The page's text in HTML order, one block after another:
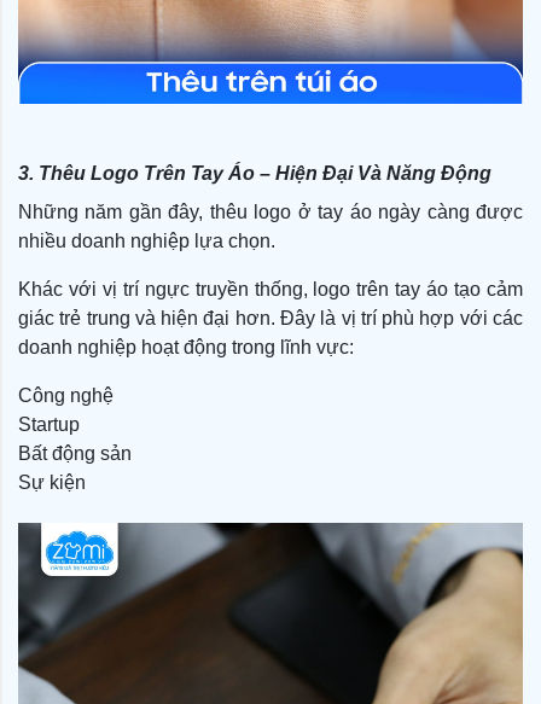
3. Thêu Logo Trên Tay Áo – Hiện Đại Và Năng Động
Những năm gần đây, thêu logo ở tay áo ngày càng được
nhiều doanh nghiệp lựa chọn.
Khác với vị trí ngực truyền thống, logo trên tay áo tạo cảm
giác trẻ trung và hiện đại hơn. Đây là vị trí phù hợp với các
doanh nghiệp hoạt động trong lĩnh vực:
Công nghệ
Startup
Bất động sản
Sự kiện